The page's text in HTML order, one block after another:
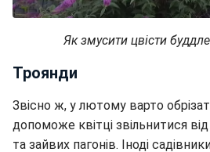
Як змусити цвісти
Троянди
Звісно ж, у лютому варто
допоможе квітці звільнитися
та зайвих пагонів. Іноді